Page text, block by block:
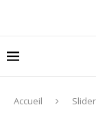
Accueil Slider